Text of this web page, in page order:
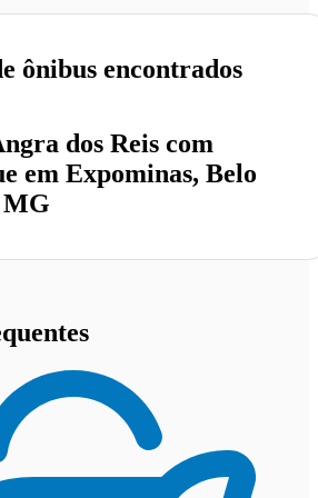
dos Reis com
em Expominas, Belo
ônibus encontrados